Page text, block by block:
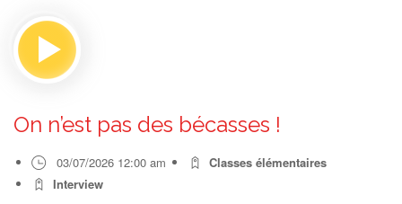
On n’est pas des bécasses !
03/07/2026 12:00 am
Classes élémentaires
Interview